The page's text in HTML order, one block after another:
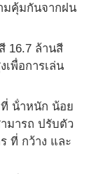
มคุ้มกันจากฝน
16.7 ล้านสี
พื่อการเล่น
น้ําหนัก น้อย
มารถ ปรับตัว
ที่ กว้าง และ